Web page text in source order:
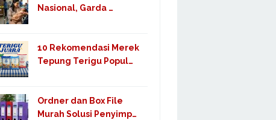
Nasional, Garda …
10 Rekomendasi Merek
Tepung Terigu Popul…
Ordner dan Box File
Murah Solusi Penyimp…